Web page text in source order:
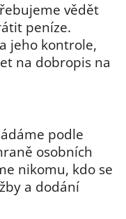
vědět
peníze.
jeho kontrole,
na dobropis na
podle
osobních
nikomu, kdo se
a dodání